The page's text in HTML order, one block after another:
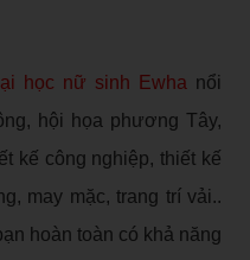
học nữ sinh Ewha nổi
hội họa phương Tây,
kế công nghiệp, thiết kế
may mặc, trang trí vải..
hoàn toàn có khả năng